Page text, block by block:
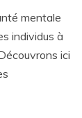
mentale
individus à
ici